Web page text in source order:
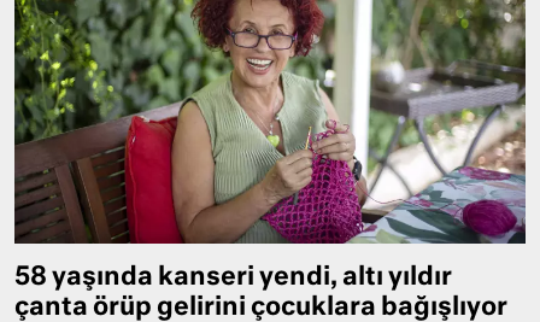
58 yaşında kanseri yendi, altı yıldır
çanta örüp gelirini çocuklara bağışlıyor